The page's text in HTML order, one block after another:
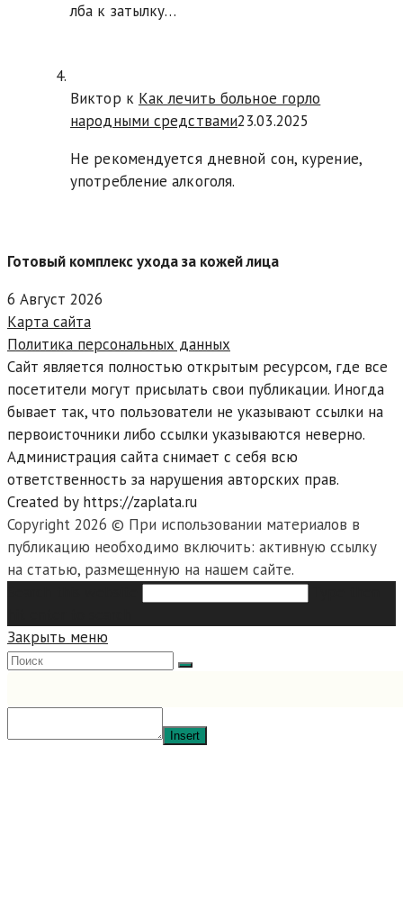
лба к затылку…
Виктор к Как лечить больное горло
народными средствами23.03.2025
Не рекомендуется дневной сон, курение,
употребление алкоголя.
Готовый комплекс ухода за кожей лица
6 Август 2026
Карта сайта
Политика персональных данных
Сайт является полностью открытым ресурсом, где все
посетители могут присылать свои публикации. Иногда
бывает так, что пользователи не указывают ссылки на
первоисточники либо ссылки указываются неверно.
Администрация сайта снимает с себя всю
ответственность за нарушения авторских прав.
Created by https://zaplata.ru
Copyright 2026 © При использовании материалов в
публикацию необходимо включить: активную ссылку
на статью, размещенную на нашем сайте.
Закрыть меню
Insert